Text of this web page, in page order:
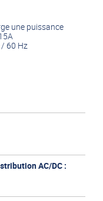
une puissance
/ 60 Hz
AC/DC :